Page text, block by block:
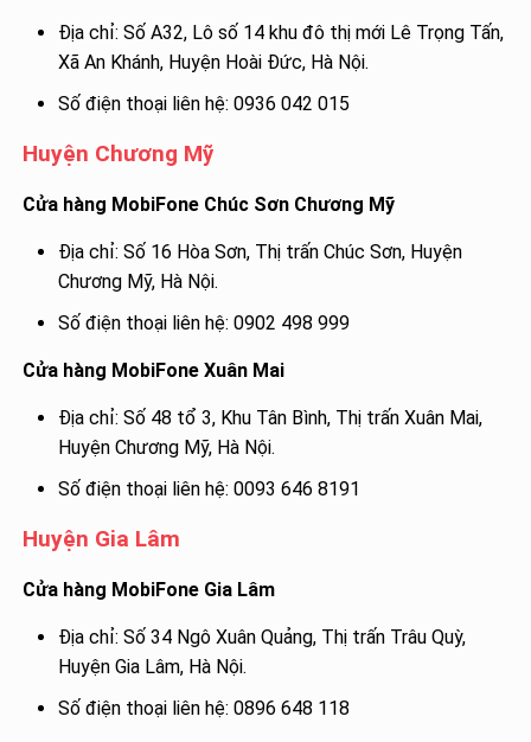
Địa chỉ: Số A32, Lô số 14 khu đô thị mới Lê Trọng Tấn,
Xã An Khánh, Huyện Hoài Đức, Hà Nội.
Số điện thoại liên hệ: 0936 042 015
Huyện Chương Mỹ
Cửa hàng MobiFone Chúc Sơn Chương Mỹ
Địa chỉ: Số 16 Hòa Sơn, Thị trấn Chúc Sơn, Huyện
Chương Mỹ, Hà Nội.
Số điện thoại liên hệ: 0902 498 999
Cửa hàng MobiFone Xuân Mai
Địa chỉ: Số 48 tổ 3, Khu Tân Bình, Thị trấn Xuân Mai,
Huyện Chương Mỹ, Hà Nội.
Số điện thoại liên hệ: 0093 646 8191
Huyện Gia Lâm
Cửa hàng MobiFone Gia Lâm
Địa chỉ: Số 34 Ngô Xuân Quảng, Thị trấn Trâu Quỳ,
Huyện Gia Lâm, Hà Nội.
Số điện thoại liên hệ: 0896 648 118